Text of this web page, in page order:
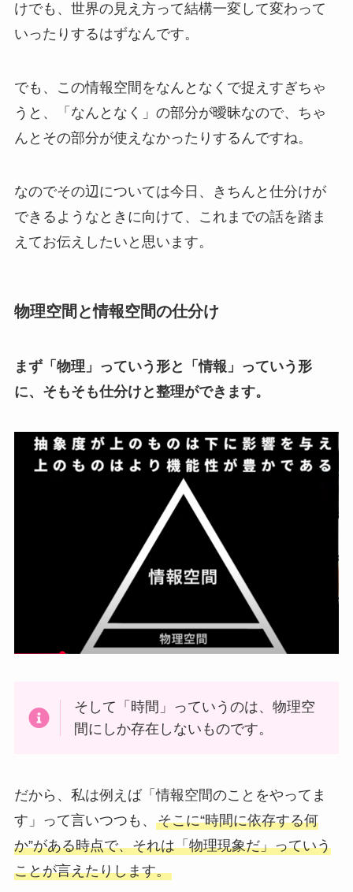
けでも、世界の見え方って結構一変して変わって
いったりするはずなんです。
でも、この情報空間をなんとなくで捉えすぎちゃ
うと、「なんとなく」の部分が曖昧なので、ちゃ
んとその部分が使えなかったりするんですね。
なのでその辺については今日、きちんと仕分けが
できるようなときに向けて、これまでの話を踏ま
えてお伝えしたいと思います。
物理空間と情報空間の仕分け
まず「物理」っていう形と「情報」っていう形
に、そもそも仕分けと整理ができます。
そして「時間」っていうのは、物理空
間にしか存在しないものです。
だから、私は例えば「情報空間のことをやってま
す」って言いつつも、 そこに“時間に依存する何
か”がある時点で、それは「物理現象だ」っていう
ことが言えたりします。